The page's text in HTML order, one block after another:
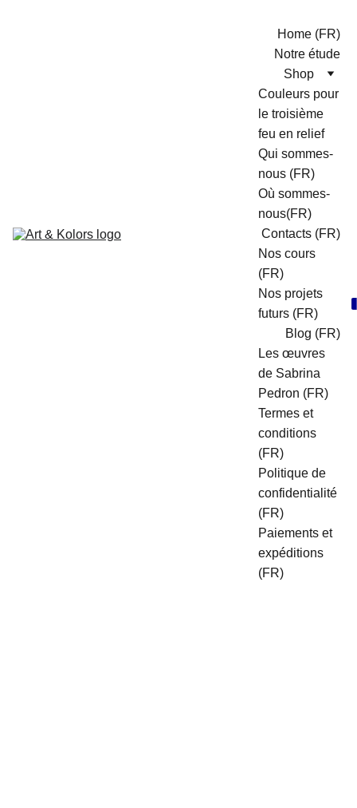
Home (FR)
Notre étude
Shop
Couleurs pour
le troisième
feu en relief
Qui sommes-
nous (FR)
Où sommes-
nous(FR)
Contacts (FR)
Nos cours
(FR)
Nos projets
futurs (FR)
Blog (FR)
Les œuvres
de Sabrina
Pedron (FR)
Termes et
conditions
(FR)
Politique de
confidentialité
(FR)
Paiements et
expéditions
(FR)